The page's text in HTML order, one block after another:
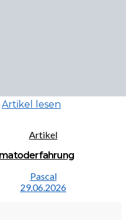
Artikel lesen
Artikel
Pascal
29.06.2026